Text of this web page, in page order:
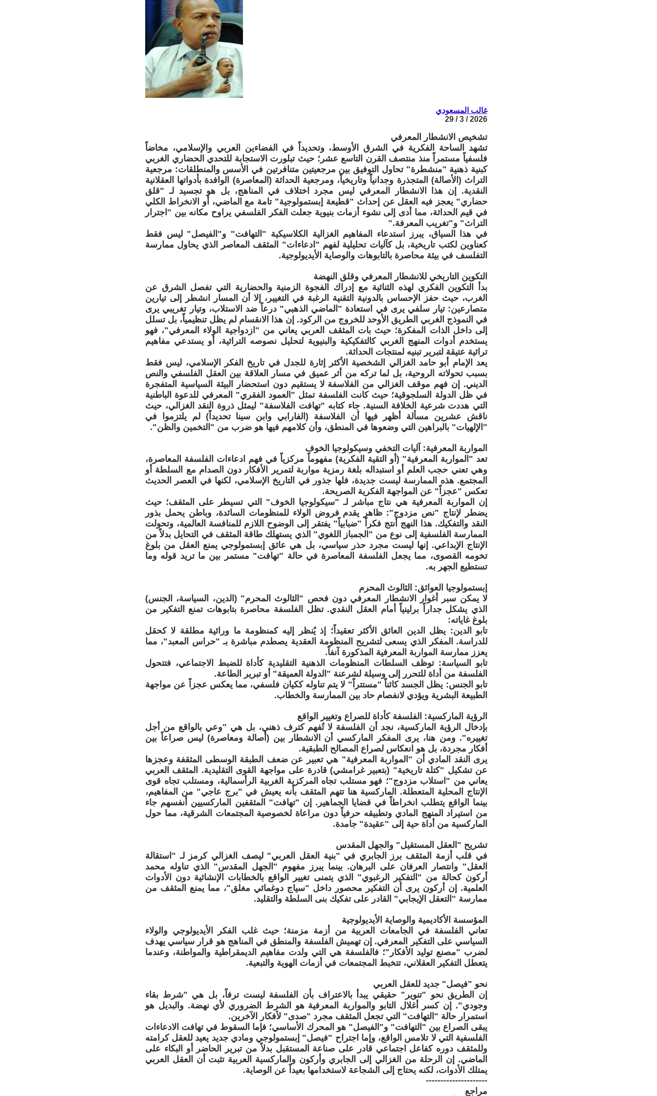
غالب المسعودي
2026 / 3 / 29
تشخيص الانشطار المعرفي
تشهد الساحة الفكرية في الشرق الأوسط، وتحديداً في الفضاءين العربي والإسلامي، مخاضاً
فلسفياً مستمراً منذ منتصف القرن التاسع عشر؛ حيث تبلورت الاستجابة للتحدي الحضاري الغربي
كبنية ذهنية "منشطرة" تحاول التوفيق بين مرجعيتين متنافرتين في الأسس والمنطلقات: مرجعية
التراث (الأصالة) المتجذرة وجدانياً وتاريخياً، ومرجعية الحداثة (المعاصرة) الوافدة بأدواتها العقلانية
النقدية. إن هذا الانشطار المعرفي ليس مجرد اختلاف في المناهج، بل هو تجسيد لـ "قلق
حضاري" يعجز فيه العقل عن إحداث "قطيعة إبستمولوجية" تامة مع الماضي، أو الانخراط الكلي
في قيم الحداثة، مما أدى إلى نشوء أزمات بنيوية جعلت الفكر الفلسفي يراوح مكانه بين "اجترار
التراث" و"تغريب المعرفة."
في هذا السياق، يبرز استدعاء المفاهيم الغزالية الكلاسيكية "التهافت" و"الفيصل" ليس فقط
كعناوين لكتب تاريخية، بل كآليات تحليلية لفهم "ادعاءات" المثقف المعاصر الذي يحاول ممارسة
التفلسف في بيئة محاصرة بالتابوهات والوصاية الأيديولوجية.
التكوين التاريخي للانشطار المعرفي وقلق النهضة
بدأ التكوين الفكري لهذه الثنائية مع إدراك الفجوة الزمنية والحضارية التي تفصل الشرق عن
الغرب، حيث حفز الإحساس بالدونية التقنية الرغبة في التغيير، إلا أن المسار انشطر إلى تيارين
متصارعين: تيار سلفي يرى في استعادة "الماضي الذهبي" درعاً ضد الاستلاب، وتيار تغريبي يرى
في النموذج الغربي الطريق الأوحد للخروج من الركود. إن هذا الانقسام لم يظل تنظيمياً، بل تسلل
إلى داخل الذات المفكرة؛ حيث بات المثقف العربي يعاني من "ازدواجية الولاء المعرفي"، فهو
يستخدم أدوات المنهج الغربي كالتفكيكية والبنيوية لتحليل نصوصه التراثية، أو يستدعي مفاهيم
تراثية عتيقة لتبرير تبنيه لمنتجات الحداثة.
يعد الإمام أبو حامد الغزالي الشخصية الأكثر إثارة للجدل في تاريخ الفكر الإسلامي، ليس فقط
بسبب تحولاته الروحية، بل لما تركه من أثر عميق في مسار العلاقة بين العقل الفلسفي والنص
الديني. إن فهم موقف الغزالي من الفلاسفة لا يستقيم دون استحضار البيئة السياسية المتفجرة
في ظل الدولة السلجوقية؛ حيث كانت الفلسفة تمثل "العمود الفقري" المعرفي للدعوة الباطنية
التي هددت شرعية الخلافة السنية. جاء كتابه "تهافت الفلاسفة" ليمثل ذروة النقد الغزالي، حيث
ناقش عشرين مسألة أظهر فيها أن الفلاسفة (الفارابي وابن سينا تحديداً) لم يلتزموا في
"الإلهيات" بالبراهين التي وضعوها في المنطق، وأن كلامهم فيها هو ضرب من "التخمين والظن".
المواربة المعرفية: آليات التخفي وسيكولوجيا الخوف
تعد "المواربة المعرفية" (أو التقية الفكرية) مفهوماً مركزياً في فهم ادعاءات الفلسفة المعاصرة،
وهي تعني حجب العلم أو استبداله بلغة رمزية مواربة لتمرير الأفكار دون الصدام مع السلطة أو
المجتمع. هذه الممارسة ليست جديدة، فلها جذور في التاريخ الإسلامي، لكنها في العصر الحديث
تعكس "عجزاً" عن المواجهة الفكرية الصريحة.
إن المواربة المعرفية هي نتاج مباشر لـ "سيكولوجيا الخوف" التي تسيطر على المثقف؛ حيث
يضطر لإنتاج "نص مزدوج": ظاهر يقدم فروض الولاء للمنظومات السائدة، وباطن يحمل بذور
النقد والتفكيك. هذا النهج أنتج فكراً "ضبابياً" يفتقر إلى الوضوح اللازم للمنافسة العالمية، وتحولت
الممارسة الفلسفية إلى نوع من "الجمباز اللغوي" الذي يستهلك طاقة المثقف في التحايل بدلاً من
الإنتاج الإبداعي. إنها ليست مجرد حذر سياسي، بل هي عائق إبستمولوجي يمنع العقل من بلوغ
تخومه القصوى، مما يجعل الفلسفة المعاصرة في حالة "تهافت" مستمر بين ما تريد قوله وما
تستطيع الجهر به.
إبستمولوجيا العوائق: الثالوث المحرم
لا يمكن سبر أغوار الانشطار المعرفي دون فحص "الثالوث المحرم" (الدين، السياسة، الجنس)
الذي يشكل جداراً برلينياً أمام العقل النقدي. تظل الفلسفة محاصرة بتابوهات تمنع التفكير من
بلوغ غاياته:
تابو الدين: يظل الدين العائق الأكثر تعقيداً؛ إذ يُنظر إليه كمنظومة ما ورائية مطلقة لا كحقل
للدراسة. المفكر الذي يسعى لتشريح المنظومة العقدية يصطدم مباشرة بـ "حراس المعبد"، مما
يعزز ممارسة المواربة المعرفية المذكورة آنفاً.
تابو السياسة: توظف السلطات المنظومات الذهنية التقليدية كأداة للضبط الاجتماعي، فتتحول
الفلسفة من أداة للتحرر إلى وسيلة لشرعنة "الدولة العميقة" أو تبرير الطاعة.
تابو الجنس: يظل الجسد كائناً "مستتراً" لا يتم تناوله ككيان فلسفي، مما يعكس عجزاً عن مواجهة
الطبيعة البشرية ويؤدي لانفصام حاد بين الممارسة والخطاب.
الرؤية الماركسية: الفلسفة كأداة للصراع وتغيير الواقع
بإدخال الرؤية الماركسية، نجد أن الفلسفة لا تُفهم كترف ذهني، بل هي "وعي بالواقع من أجل
تغييره". ومن هنا، يرى المفكر الماركسي أن الانشطار بين (أصالة ومعاصرة) ليس صراعاً بين
أفكار مجردة، بل هو انعكاس لصراع المصالح الطبقية.
يرى النقد المادي أن "المواربة المعرفية" هي تعبير عن ضعف الطبقة الوسطى المثقفة وعجزها
عن تشكيل "كتلة تاريخية" (بتعبير غرامشي) قادرة على مواجهة القوى التقليدية. المثقف العربي
يعاني من "استلاب مزدوج"؛ فهو مستلب تجاه المركزية الغربية الرأسمالية، ومستلب تجاه قوى
الإنتاج المحلية المتعطلة. الماركسية هنا تتهم المثقف بأنه يعيش في "برج عاجي" من المفاهيم،
بينما الواقع يتطلب انخراطاً في قضايا الجماهير. إن "تهافت" المثقفين الماركسيين أنفسهم جاء
من استيراد المنهج المادي وتطبيقه حرفياً دون مراعاة لخصوصية المجتمعات الشرقية، مما حول
الماركسية من أداة حية إلى "عقيدة" جامدة.
تشريح "العقل المستقيل" والجهل المقدس
في قلب أزمة المثقف برز الجابري في "بنية العقل العربي" ليصف الغزالي كرمز لـ "استقالة
العقل" وانتصار العرفان على البرهان. بينما يبرز مفهوم "الجهل المقدس" الذي تناوله محمد
أركون كحالة من "التفكير الرغبوي" الذي يتمنى تغيير الواقع بالخطابات الإنشائية دون الأدوات
العلمية. إن أركون يرى أن التفكير محصور داخل "سياج دوغمائي مغلق"، مما يمنع المثقف من
ممارسة "التعقل الإيجابي" القادر على تفكيك بنى السلطة والتقليد.
المؤسسة الأكاديمية والوصاية الأيديولوجية
تعاني الفلسفة في الجامعات العربية من أزمة مزمنة؛ حيث غلب الفكر الأيديولوجي والولاء
السياسي على التفكير المعرفي. إن تهميش الفلسفة والمنطق في المناهج هو قرار سياسي يهدف
لضرب "مصنع توليد الأفكار"؛ فالفلسفة هي التي ولدت مفاهيم الديمقراطية والمواطنة، وعندما
يتعطل التفكير العقلاني، تتخبط المجتمعات في أزمات الهوية والتبعية.
نحو "فيصل" جديد للعقل العربي
إن الطريق نحو "تنوير" حقيقي يبدأ بالاعتراف بأن الفلسفة ليست ترفاً، بل هي "شرط بقاء
وجودي". إن كسر أغلال التابو والمواربة المعرفية هو الشرط الضروري لأي نهضة. والبديل هو
استمرار حالة "التهافت" التي تجعل المثقف مجرد "صدى" لأفكار الآخرين.
يبقى الصراع بين "التهافت" و"الفيصل" هو المحرك الأساسي؛ فإما السقوط في تهافت الادعاءات
الفلسفية التي لا تلامس الواقع، وإما اجتراح "فيصل" إبستمولوجي ومادي جديد يعيد للعقل كرامته
وللمثقف دوره كفاعل اجتماعي قادر على صناعة المستقبل بدلاً من تبرير الحاضر أو البكاء على
الماضي. إن الرحلة من الغزالي إلى الجابري وأركون والماركسية العربية تثبت أن العقل العربي
يمتلك الأدوات، لكنه يحتاج إلى الشجاعة لاستخدامها بعيداً عن الوصاية.
---------------------
مراجع